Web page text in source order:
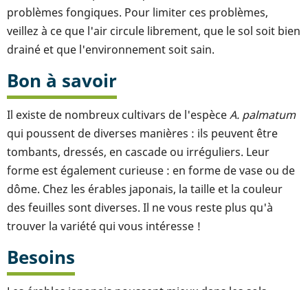
problèmes fongiques. Pour limiter ces problèmes,
veillez à ce que l'air circule librement, que le sol soit bien
drainé et que l'environnement soit sain.
Bon à savoir
Il existe de nombreux cultivars de l'espèceA. palmatum
qui poussent de diverses manières : ils peuvent être
tombants, dressés, en cascade ou irréguliers. Leur
forme est également curieuse : en forme de vase ou de
dôme. Chez les érables japonais, la taille et la couleur
des feuilles sont diverses. Il ne vous reste plus qu'à
trouver la variété qui vous intéresse !
Besoins